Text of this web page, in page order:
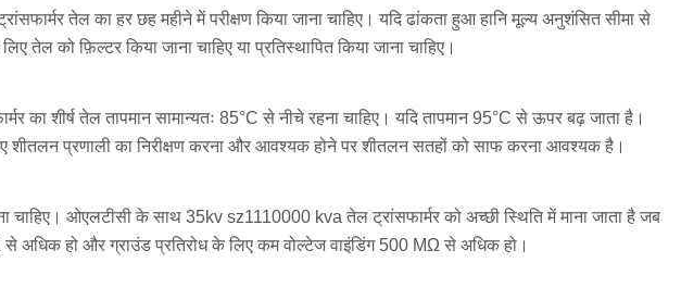
तेल का हर छह महीने में परीक्षण किया जाना चाहिए। यदि ढांकता हुआ हानि मूल्य अनुशंसित सीमा से
तेल को फ़िल्टर किया जाना चाहिए या प्रतिस्थापित किया जाना चाहिए।
शीर्ष तेल तापमान सामान्यतः 85°C से नीचे रहना चाहिए। यदि तापमान 95°C से ऊपर बढ़ जाता है।
शीतलन प्रणाली का निरीक्षण करना और आवश्यक होने पर शीतलन सतहों को साफ करना आवश्यक है।
चाहिए। ओएलटीसी के साथ 35kv sz1110000 kva तेल ट्रांसफार्मर को अच्छी स्थिति में माना जाता है जब
से अधिक हो और ग्राउंड प्रतिरोध के लिए कम वोल्टेज वाइंडिंग 500 MΩ से अधिक हो।